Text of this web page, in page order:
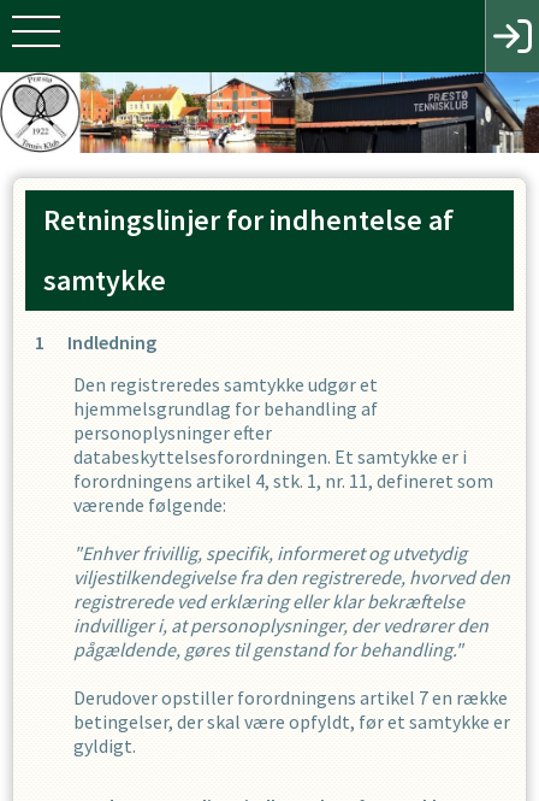
Retningslinjer for indhentelse af
samtykke
Indledning
Den registreredes samtykke udgør et
hjemmelsgrundlag for behandling af
personoplysninger efter
databeskyttelsesforordningen. Et samtykke er i
forordningens artikel 4, stk. 1, nr. 11, defineret som
værende følgende:
"Enhver frivillig, specifik, informeret og utvetydig
viljestilkendegivelse fra den registrerede, hvorved den
registrerede ved erklæring eller klar bekræftelse
indvilliger i, at personoplysninger, der vedrører den
pågældende, gøres til genstand for behandling."
Derudover opstiller forordningens artikel 7 en række
betingelser, der skal være opfyldt, før et samtykke er
gyldigt.